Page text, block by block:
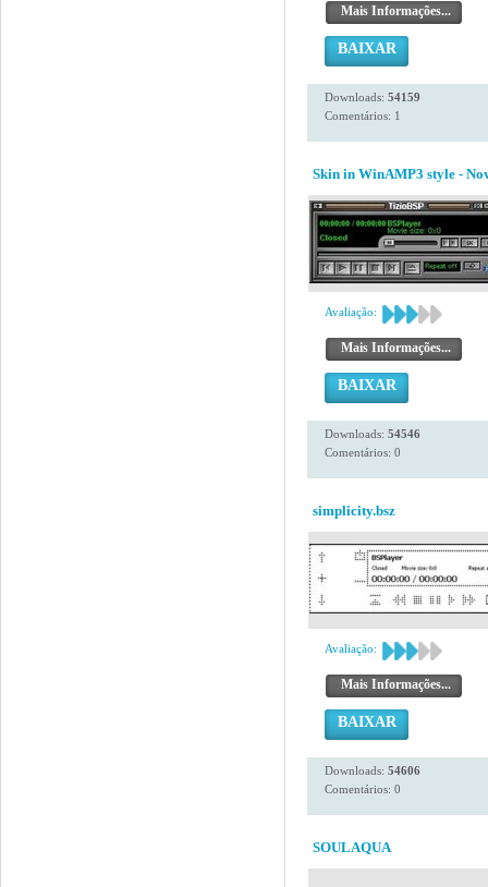
Mais Informações...
BAIXAR
Downloads: 54159
Comentários: 1
Skin in WinAMP3 style -
Avaliação:
Mais Informações...
BAIXAR
Downloads: 54546
Comentários: 0
simplicity.bsz
Avaliação:
Mais Informações...
BAIXAR
Downloads: 54606
Comentários: 0
SOULAQUA